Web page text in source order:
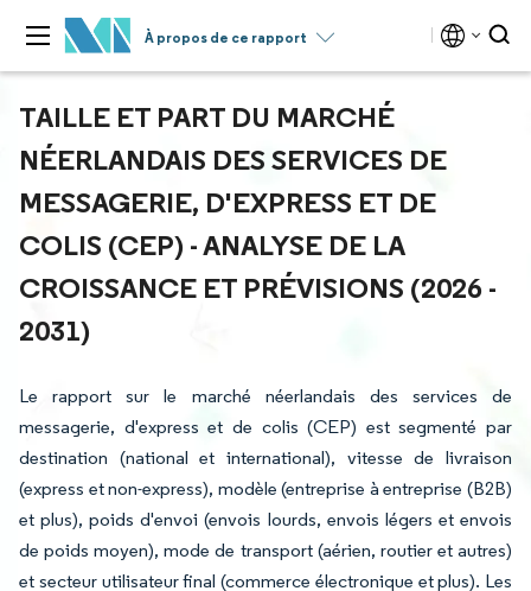
À propos de ce rapport
TAILLE ET PART DU MARCHÉ
NÉERLANDAIS DES SERVICES DE
MESSAGERIE, D'EXPRESS ET DE
COLIS (CEP) - ANALYSE DE LA
CROISSANCE ET PRÉVISIONS (2026 -
2031)
Le rapport sur le marché néerlandais des services de
messagerie, d'express et de colis (CEP) est segmenté par
destination (national et international), vitesse de livraison
(express et non-express), modèle (entreprise à entreprise (B2B)
et plus), poids d'envoi (envois lourds, envois légers et envois
de poids moyen), mode de transport (aérien, routier et autres)
et secteur utilisateur final (commerce électronique et plus). Les